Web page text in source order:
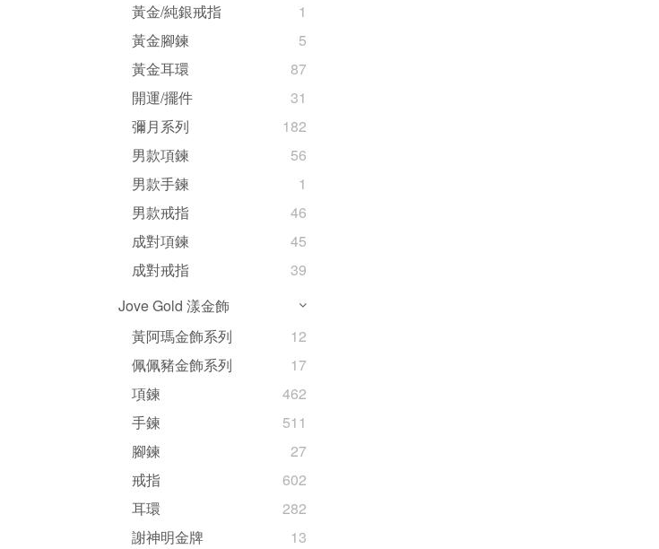
黃金/純銀戒指
1
黃金腳鍊
5
黃金耳環
87
開運/擺件
31
彌月系列
182
男款項鍊
56
男款手鍊
1
男款戒指
46
成對項鍊
45
成對戒指
39
Jove Gold 漾金飾
黃阿瑪金飾系列
12
佩佩豬金飾系列
17
項鍊
462
手鍊
511
腳鍊
27
戒指
602
耳環
282
謝神明金牌
13